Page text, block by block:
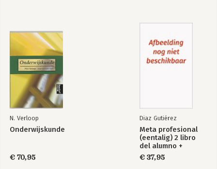
N. Verloop
Onderwijskunde
€ 70,95
Diaz Gutiérez
Meta profesional
(eentalig) 2 libro
del alumno +
Intertaal
augmented
€ 37,95